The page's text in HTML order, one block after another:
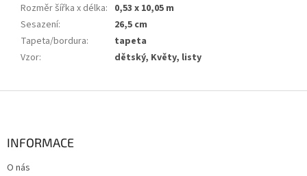
Rozměr šířka x délka: 0,53 x 10,05 m
Sesazení:
26,5 cm
Tapeta/bordura:
tapeta
Vzor: dětský, Květy, listy
INFORMACE
O nás